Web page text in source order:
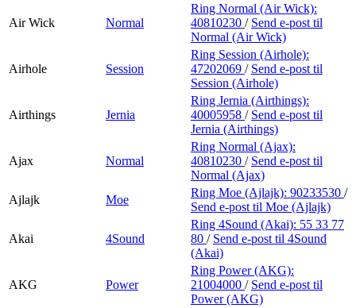
Air Wick Normal
Ring Normal (Air Wick):
40810230 / Send e-post til
Normal (Air Wick)
Airhole Session
Ring Session (Airhole):
47202069 / Send e-post til
Session (Airhole)
Airthings Jernia
Ring Jernia (Airthings):
40005958 / Send e-post til
Jernia (Airthings)
Ajax Normal
Ring Normal (Ajax):
40810230 / Send e-post til
Normal (Ajax)
Ajlajk
Moe
Ring Moe (Ajlajk): 90233530 /
Send e-post til Moe (Ajlajk)
Akai 4Sound
Ring 4Sound (Akai): 55 33 77
80 / Send e-post til 4Sound
(Akai)
AKG Power
Ring Power (AKG):
21004000 / Send e-post til
Power (AKG)